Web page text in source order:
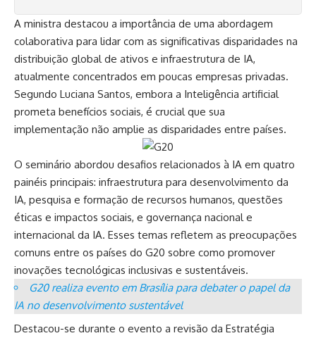
A ministra destacou a importância de uma abordagem
colaborativa para lidar com as significativas disparidades na
distribuição global de ativos e infraestrutura de IA,
atualmente concentrados em poucas empresas privadas.
Segundo Luciana Santos, embora a Inteligência artificial
prometa benefícios sociais, é crucial que sua
implementação não amplie as disparidades entre países.
O seminário abordou desafios relacionados à IA em quatro
painéis principais: infraestrutura para desenvolvimento da
IA, pesquisa e formação de recursos humanos, questões
éticas e impactos sociais, e governança nacional e
internacional da IA. Esses temas refletem as preocupações
comuns entre os países do G20 sobre como promover
inovações tecnológicas inclusivas e sustentáveis.
G20 realiza evento em Brasília para debater o papel da
IA no desenvolvimento sustentável
Destacou-se durante o evento a revisão da Estratégia